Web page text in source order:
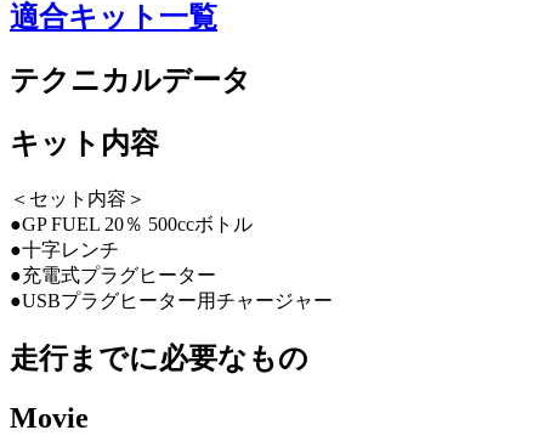
適合キット一覧
テクニカルデータ
キット内容
＜セット内容＞
●GP FUEL 20％ 500ccボトル
●十字レンチ
●充電式プラグヒーター
●USBプラグヒーター用チャージャー
走行までに必要なもの
Movie